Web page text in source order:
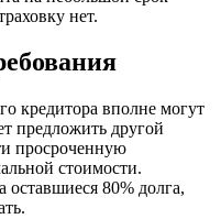
нет.
кредитора вполне могут
предложить другой
просроченную
стоимости.
оставшиеся 80% долга,